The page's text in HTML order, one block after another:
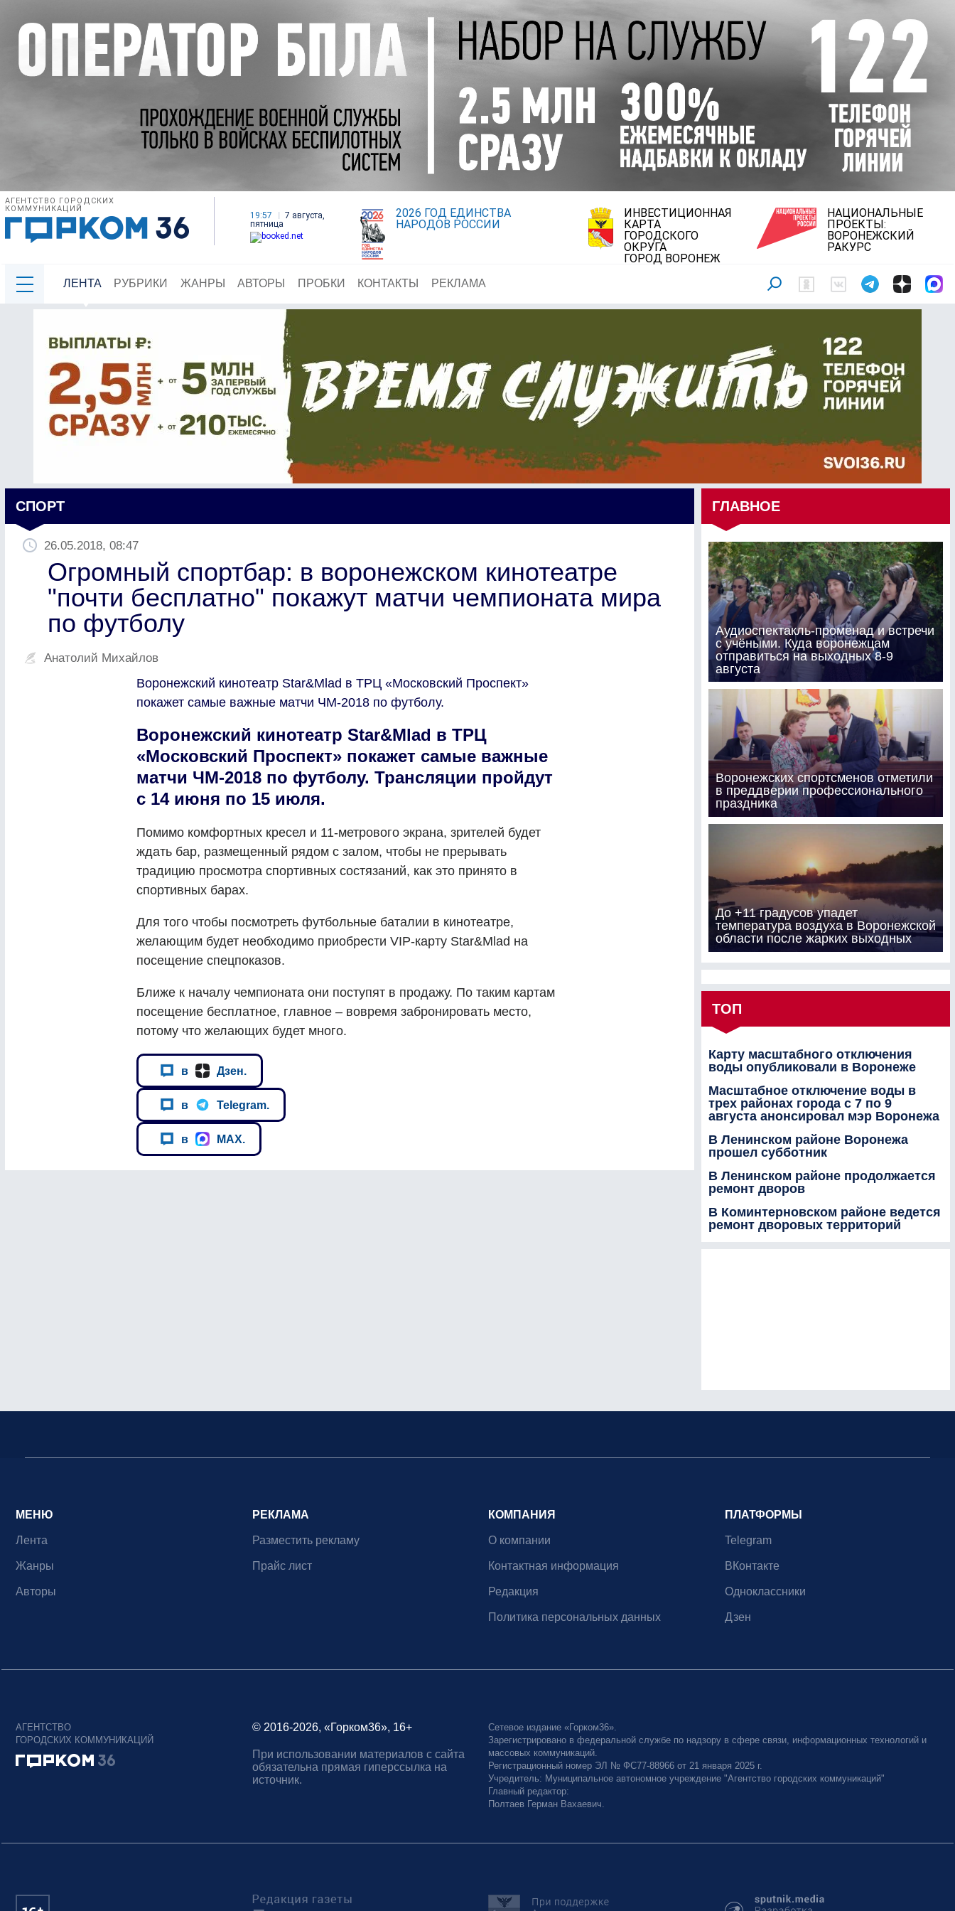
АГЕНТСТВО ГОРОДСКИХ
КОММУНИКАЦИЙ
19:57
7 августа,
пятница
2026 ГОД ЕДИНСТВА
НАРОДОВ РОССИИ
ИНВЕСТИЦИОННАЯ
КАРТА
ГОРОДСКОГО
ОКРУГА
ГОРОД ВОРОНЕЖ
НАЦИОНАЛЬНЫЕ
ПРОЕКТЫ:
ВОРОНЕЖСКИЙ
РАКУРС
ЛЕНТА РУБРИКИ ЖАНРЫ АВТОРЫ ПРОБКИ КОНТАКТЫ РЕКЛАМА
СПОРТ
26.05.2018, 08:47
Огромный спортбар: в воронежском кинотеатре
"почти бесплатно" покажут матчи чемпионата мира
по футболу
Анатолий Михайлов
Воронежский кинотеатр Star&Mlad в ТРЦ «Московский Проспект»
покажет самые важные матчи ЧМ-2018 по футболу.
Воронежский кинотеатр Star&Mlad в ТРЦ
«Московский Проспект» покажет самые важные
матчи ЧМ-2018 по футболу. Трансляции пройдут
с 14 июня по 15 июля.
Помимо комфортных кресел и 11-метрового экрана, зрителей будет
ждать бар, размещенный рядом с залом, чтобы не прерывать
традицию просмотра спортивных состязаний, как это принято в
спортивных барах.
Для того чтобы посмотреть футбольные баталии в кинотеатре,
желающим будет необходимо приобрести VIP-карту Star&Mlad на
посещение спецпоказов.
Ближе к началу чемпионата они поступят в продажу. По таким картам
посещение бесплатное, главное – вовремя забронировать место,
потому что желающих будет много.
в Дзен.
в Telegram.
в MAX.
ГЛАВНОЕ
Аудиоспектакль-променад и встречи
с учёными. Куда воронежцам
отправиться на выходных 8-9
августа
Воронежских спортсменов отметили
в преддверии профессионального
праздника
До +11 градусов упадет
температура воздуха в Воронежской
области после жарких выходных
ТОП
Карту масштабного отключения
воды опубликовали в Воронеже
Масштабное отключение воды в
трех районах города с 7 по 9
августа анонсировал мэр Воронежа
В Ленинском районе Воронежа
прошел субботник
В Ленинском районе продолжается
ремонт дворов
В Коминтерновском районе ведется
ремонт дворовых территорий
МЕНЮ
Лента
Жанры
Авторы
РЕКЛАМА
Разместить рекламу
Прайс лист
КОМПАНИЯ
О компании
Контактная информация
Редакция
Политика персональных данных
ПЛАТФОРМЫ
Telegram
ВКонтакте
Одноклассники
Дзен
АГЕНТСТВО
ГОРОДСКИХ КОММУНИКАЦИЙ
© 2016-2026, «Горком36», 16+
При использовании материалов с сайта
обязательна прямая гиперссылка на
источник.
Сетевое издание «Горком36».
Зарегистрировано в федеральной службе по надзору в сфере связи, информационных технологий и
массовых коммуникаций.
Регистрационный номер ЭЛ № ФС77-88966 от 21 января 2025 г.
Учредитель: Муниципальное автономное учреждение "Агентство городских коммуникаций"
Главный редактор:
Полтаев Герман Вахаевич.